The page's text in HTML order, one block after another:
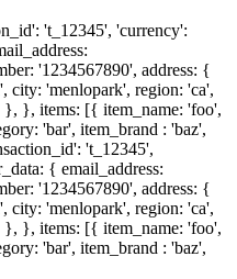
't_12345', 'currency':
'1234567890', address: {
city: 'menlopark', region: 'ca',
}, }, items: [{ item_name: 'foo',
'bar', item_brand : 'baz',
't_12345',
{ email_address:
'1234567890', address: {
city: 'menlopark', region: 'ca',
}, }, items: [{ item_name: 'foo',
'bar', item_brand : 'baz',